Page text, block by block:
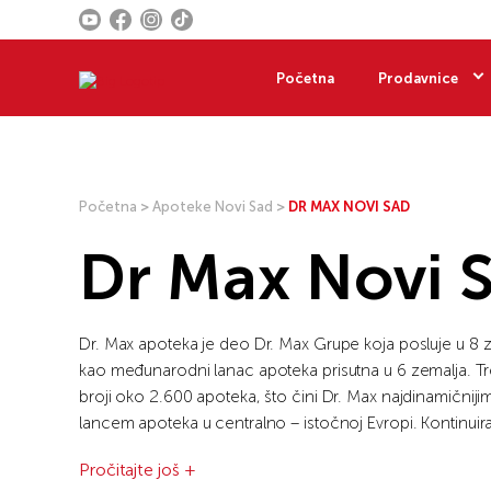
Početna Prodavnice
Početna > Apoteke Novi Sad > DR MAX NOVI SAD
Dr Max Novi
Dr. Max apoteka je deo Dr. Max Grupe koja posluje u 8
kao međunarodni lanac apoteka prisutna u 6 zemalja.
broji oko 2.600 apoteka, što čini Dr. Max
lancem apoteka u centralno – istočnoj Evropi.
tako i kroz geografsko širenje u nove zemlje. Dr. Max je
Pročitajte još +